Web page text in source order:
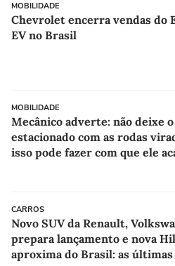
MOBILIDADE
Chevrolet encerra vendas do
EV no Brasil
MOBILIDADE
Mecânico adverte: não deixe
estacionado com as rodas
isso pode fazer com que ele
CARROS
Novo SUV da Renault,
prepara lançamento e nova
aproxima do Brasil: as últimas